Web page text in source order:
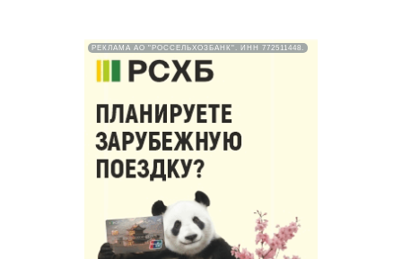
РЕКЛАМА АО "РОССЕЛЬХОЗБАНК". ИНН 772511448.